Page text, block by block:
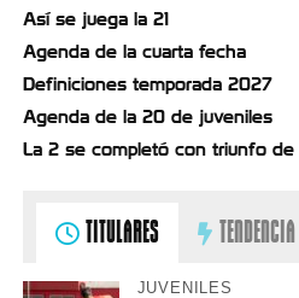
Así se juega la 21
Agenda de la cuarta fecha
Definiciones temporada 2027
Agenda de la 20 de juveniles
La 2 se completó con triunfo de
TITULARES TENDENCIA
JUVENILES